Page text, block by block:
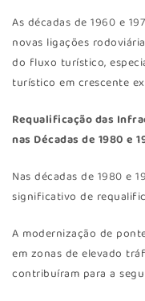
As décadas de 1960 e
novas ligações
do fluxo turístico,
turístico em crescente
Requalificação das
nas Décadas de 1980 e
Nas décadas de 1980 e
significativo de
A modernização de
em zonas de elevado
contribuíram para a